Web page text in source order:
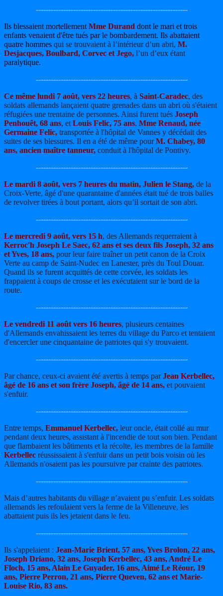
-------------------------------------------------------------
Ils blessaient mortellement Mme Durand dont le mari et trois
enfants venaient d'être tués par le bombardement. Ils abattaient
quatre hommes qui se trouvaient à l’intérieur d’un abri, M.
Desjacques, Boulbard, Corvec et Jego, l’un d’eux étant
paralytique.
-------------------------------------------------------------
Ce même lundi 7 août, vers 22 heures, à Saint-Caradec, des
soldats allemands lançaient quatre grenades dans un abri où s'étaient
réfugiées une trentaine de personnes. Ainsi furent tués Joseph
Penhouêt, 68 ans, et Louis Felic, 75 ans. Mme Renaud, née
Germaine Felic, transportée à l'hôpital de Vannes y décédait des
suites de ses blessures. Il en a été de même pourM. Chabey, 80
ans, ancien maître tanneur, conduit à l'hôpital de Pontivy.
-------------------------------------------------------------
Le mardi 8 août, vers 7 heures du matin, Julien le Stang, de la
Croix-Verte, âgé d'une quarantaine d'années était tué de trois balles
de revolver tirées à bout portant, alors qu’il sortait de son abri.
-------------------------------------------------------------
Le mercredi 9 août, vers 15 h, des Allemands requerraient à
Kerroc'h Joseph Le Saec, 62 ans et ses deux fils Joseph, 32 ans
et Yves, 18 ans, pour leur faire traîner un petit canon de la Croix
Verte au camp de Saint-Nudec en Lanester, près du Toul Douar.
Quand ils se furent acquittés de cette corvée, les soldats les
frappaient à coups de crosse et les exécutaient sur le bord de la
route.
-------------------------------------------------------------
Le vendredi 11 août vers 16 heures, plusieurs centaines
d'Allemands envahissaient les terres du village du Parco et tentaient
d'encercler une cinquantaine de patriotes qui s'y trouvaient.
-------------------------------------------------------------
Par chance, ceux-ci avaient été avertis à temps parJean Kerbellec,
âgé de 16 ans et son frère Joseph, âgé de 14 ans, et pouvaient
s'enfuir.
-------------------------------------------------------------
Entre temps, Emmanuel Kerbellec, leur oncle, était collé au mur
pendant deux heures, assistant à l'incendie de tout son bien. Pendant
que flambaient les bâtiments et la récolte, les membres de la famille
Kerbellec réussissaient à s'enfuir dans un petit bois voisin où les
Allemands n'osaient pas les poursuivre par crainte des patriotes.
-------------------------------------------------------------
Mais d’autres habitants du village n’avaient pu s’enfuir. Les soldats
allemands les refoulaient vers la ferme de la Villeneuve, les
abattaient puis ils les jetaient dans le feu.
-------------------------------------------------------------
Ils s'appelaient : Jean-Marie Brient, 57 ans, Yves Brolon, 22 ans,
Joseph Driano, 32 ans, Joseph Kerbellec, 43 ans, André Le
Floch, 15 ans, Alain Le Guyader, 16 ans, Aimé Le Réour, 19
ans, Pierre Perron, 21 ans, Pierre Queven, 62 ans et Marie-
Louise Rio, 83 ans.